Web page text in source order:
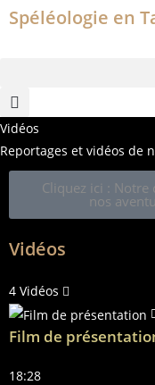
Spéléologie en
Vidéos
Reportages et vidéos de
Cliquez ici :
nos
Vidéos
4 Vidéos
Film de
18:28